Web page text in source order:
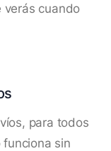
verás cuando
para todos
sin